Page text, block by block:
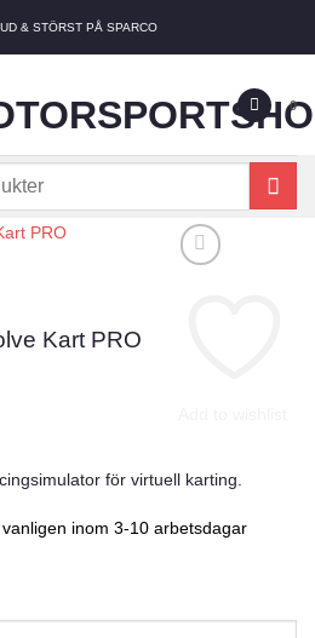
& STÖRST PÅ SPARCO
0
Kart PRO
för virtuell karting.
inom 3-10 arbetsdagar